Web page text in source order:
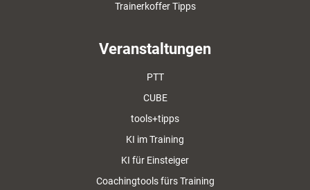
Trainerkoffer Tipps
Veranstaltungen
PTT
CUBE
tools+tipps
KI im Training
KI für Einsteiger
Coachingtools fürs Training